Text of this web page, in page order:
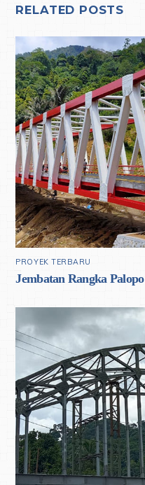
RELATED POSTS
PROYEK TERBARU
Jembatan Rangka